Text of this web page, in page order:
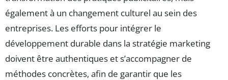
également à un changement culturel au sein des
entreprises. Les efforts pour intégrer le
développement durable dans la stratégie marketing
doivent être authentiques et s’accompagner de
méthodes concrètes, afin de garantir que les